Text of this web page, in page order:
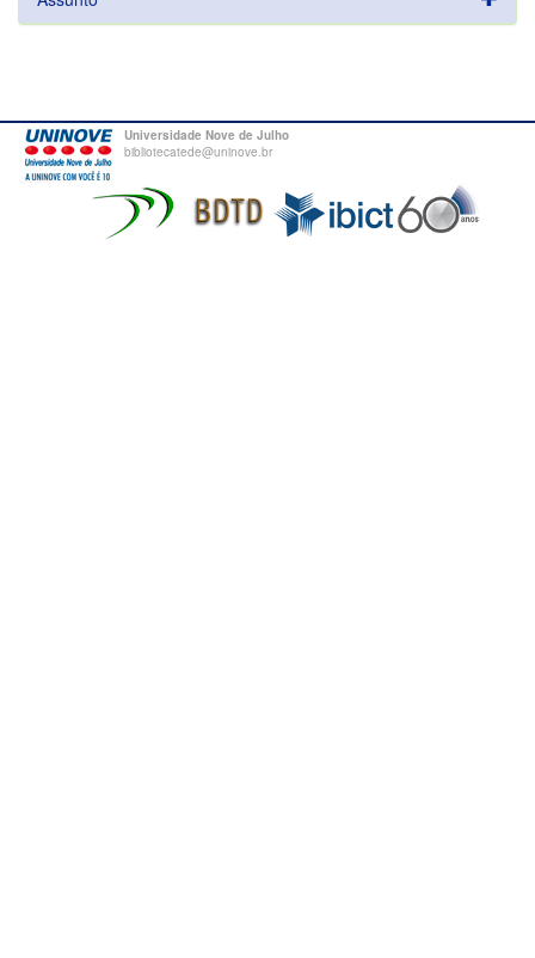
Universidade Nove de Julho
bibliotecatede@uninove.br